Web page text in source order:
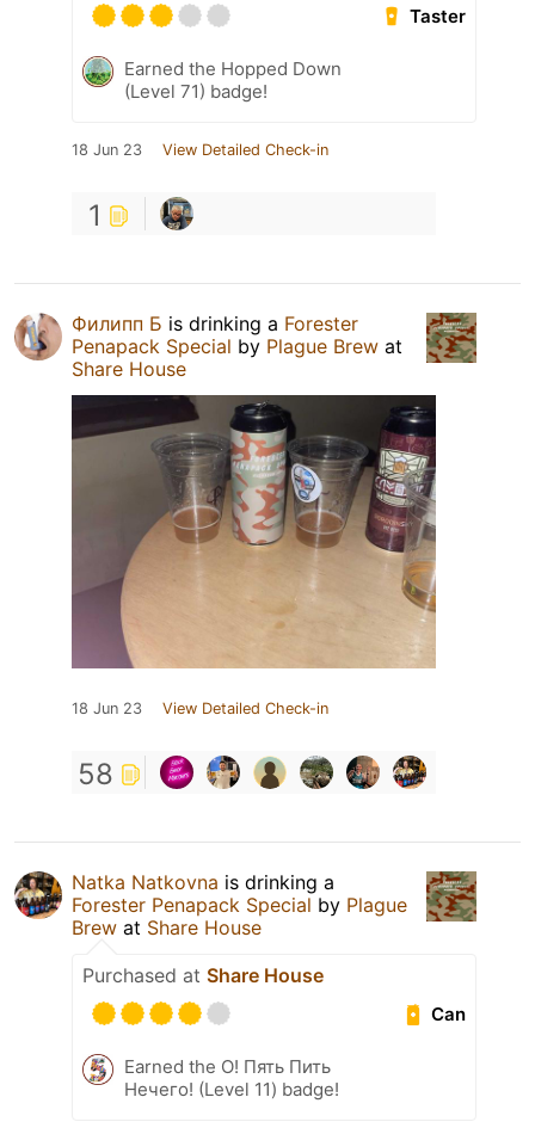
Taster
Earned the Hopped Down
(Level 71) badge!
18 Jun 23 View Detailed Check-in
1
Филипп Б is drinking a Forester
Penapack Special by Plague Brew at
Share House
18 Jun 23 View Detailed Check-in
58
Natka Natkovna is drinking a
Forester Penapack Special by Plague
Brew at Share House
Purchased at Share House
Can
Earned the О! Пять Пить
Нечего! (Level 11) badge!